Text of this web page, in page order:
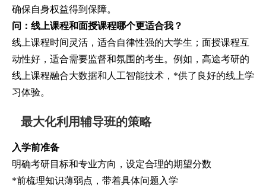
确保自身权益得到保障。
问：线上课程和面授课程哪个更适合我？
线上课程时间灵活，适合自律性强的大学生；面授课程互
动性好，适合需要监督和氛围的考生。例如，高途考研的
线上课程融合大数据和人工智能技术，*供了良好的线上学
习体验。
最大化利用辅导班的策略
入学前准备
明确考研目标和专业方向，设定合理的期望分数
*前梳理知识薄弱点，带着具体问题入学